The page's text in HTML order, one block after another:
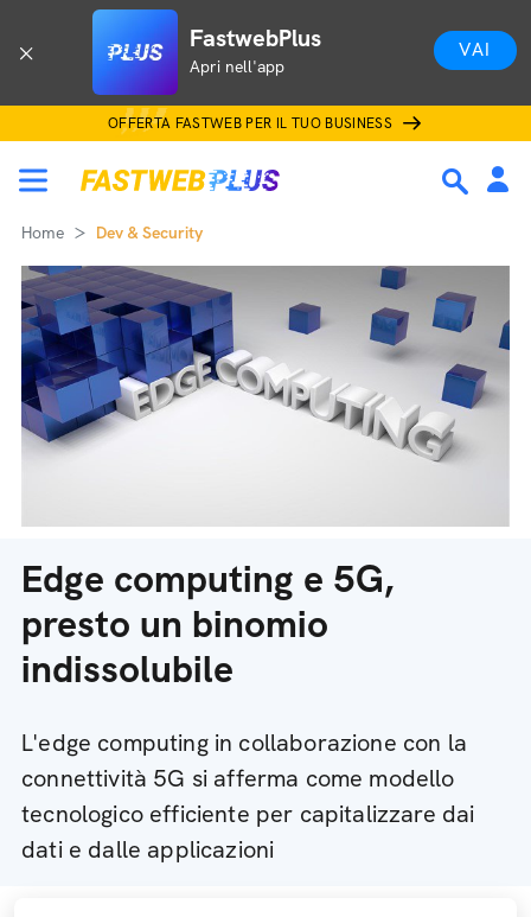
FastwebPlus
Apri nell'app
VAI
OFFERTA FASTWEB PER IL TUO BUSINESS
Home Dev & Security
Edge computing e 5G,
presto un binomio
indissolubile
L'edge computing in collaborazione con la
connettività 5G si afferma come modello
tecnologico efficiente per capitalizzare dai
dati e dalle applicazioni